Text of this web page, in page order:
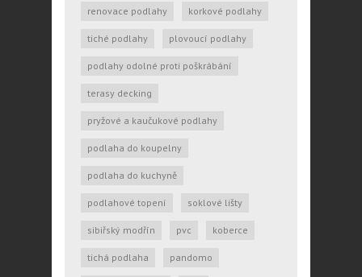
renovace podlahy korkové podlahy
tiché podlahy plovoucí podlahy
podlahy odolné proti poškrábání
terasy decking
pryžové a kaučukové podlahy
podlaha do koupelny
podlaha do kuchyně
podlahové topení soklové lišty
sibiřský modřín pvc koberce
tichá podlaha pandomo